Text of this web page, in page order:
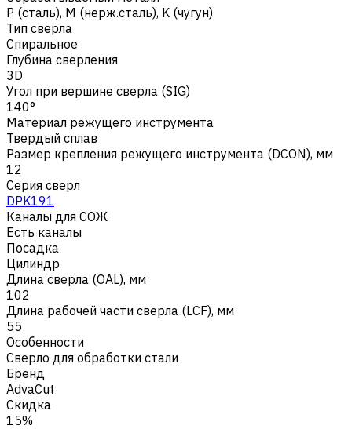
Р (сталь), M (нерж.сталь), K (чугун)
Тип сверла
Спиральное
Глубина сверления
3D
Угол при вершине сверла (SIG)
140°
Материал режущего инструмента
Твердый сплав
Размер крепления режущего инструмента (DCON), мм
12
Серия сверл
DPK191
Каналы для СОЖ
Есть каналы
Посадка
Цилиндр
Длина сверла (OAL), мм
102
Длина рабочей части сверла (LCF), мм
55
Особенности
Сверло для обработки стали
Бренд
AdvaCut
Скидка
15%